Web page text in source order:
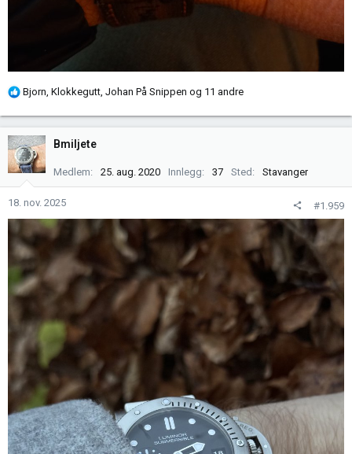
R
k
s
j
n
e
:
Bjorn Klokkegutt Johan På Snippen og 11 andre
Bmiljete
Medlem 25. aug. 2020 Innlegg 37 Sted Stavanger
18. nov. 2025 #1.959